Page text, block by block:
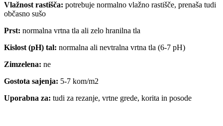
Vlažnost rastišča: potrebuje normalno vlažno rastišče, prenaša tudi
občasno sušo
Prst: normalna vrtna tla ali zelo hranilna tla
Kislost (pH) tal: normalna ali nevtralna vrtna tla (6-7 pH)
Zimzelena: ne
Gostota sajenja: 5-7 kom/m2
Uporabna za: tudi za rezanje, vrtne grede, korita in posode